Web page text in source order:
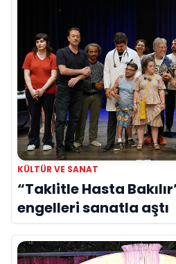
KÜLTÜR VE SANAT
“Taklitle Hasta
engelleri sanatla aştı